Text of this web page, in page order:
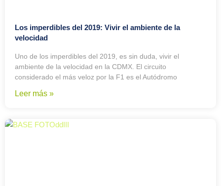
Los imperdibles del 2019: Vivir el ambiente de la
velocidad
Uno de los imperdibles del 2019, es sin duda, vivir el
ambiente de la velocidad en la CDMX. El circuito
considerado el más veloz por la F1 es el Autódromo
Leer más »